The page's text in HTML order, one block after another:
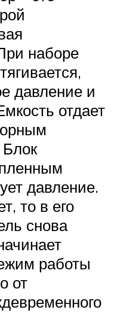
наборе
давление и
отдает
давление.
то в его
снова
работы
от